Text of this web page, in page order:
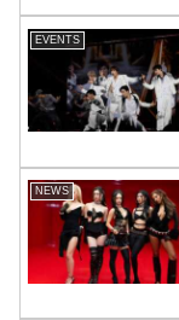
EVENTS
NEWS